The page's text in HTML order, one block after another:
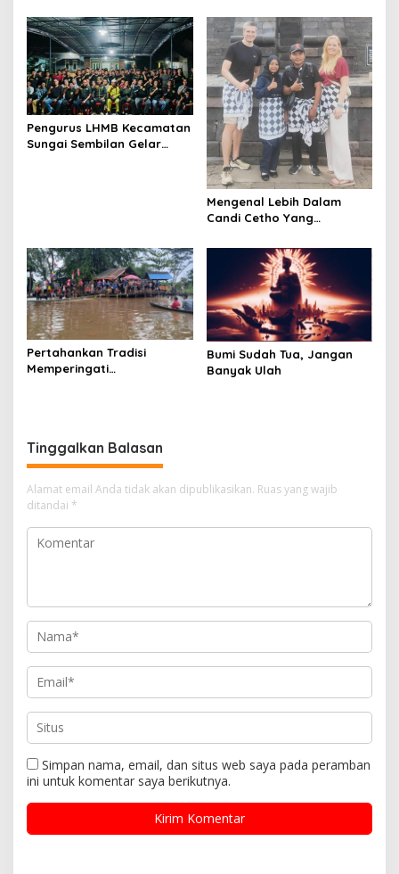
Payung Panji Adat
Pengurus LHMB Kecamatan
Sungai Sembilan Gelar
Mengenal Lebih Dalam
Candi Cetho Yang
Majapahit di Abad 15 Di
Jawa Tengah
Pertahankan Tradisi
Memperingati
Bumi Sudah Tua, Jangan
Banyak Ulah
Tinggalkan Balasan
Alamat email Anda tidak akan dipublikasikan. Ruas yang wajib
ditandai *
Simpan nama, email, dan situs web saya pada peramban
ini untuk komentar saya berikutnya.